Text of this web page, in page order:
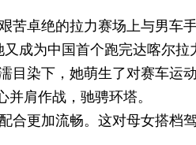
卓绝的拉力赛场上与男车手
成为中国首个跑完达喀尔拉
目染下，她萌生了对赛车运
肩作战，驰骋环塔。
合更加流畅。这对母女搭档